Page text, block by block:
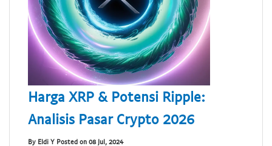
Harga XRP & Potensi Ripple:
Analisis Pasar Crypto 2026
By Eldi Y Posted on 08 Jul, 2024